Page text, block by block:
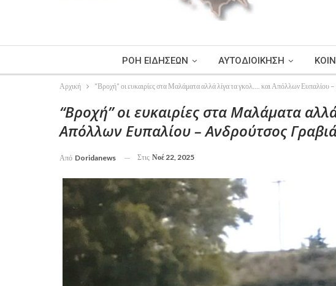
ΡΟΗ ΕΙΔΗΣΕΩΝ ΑΥΤΟΔΙΟΙΚΗΣΗ
Αρχική “Βροχή” οι ευκαιρίες στα Μαλάματα αλλά λίγα τα γκολ…. και Απόλλων Ευπαλίου
“Βροχή” οι ευκαιρίες στα Μαλάματα
Απόλλων Ευπαλίου – Ανδρούτσος
Από Doridanews Στις Νοέ 22, 2025